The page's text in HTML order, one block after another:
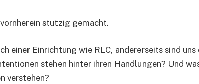
stutzig gemacht.
einer Einrichtung wie RLC, andererseits sind
stehen hinter ihren Handlungen? Und
verstehen?